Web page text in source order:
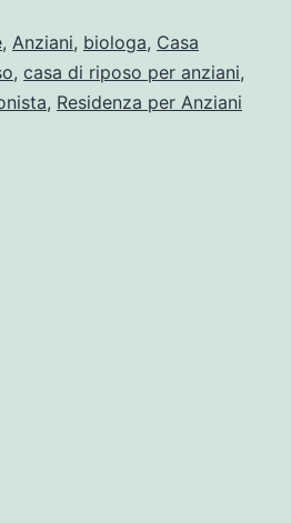
, Anziani, biologa, Casa
, casa di riposo per anziani,
, Residenza per Anziani